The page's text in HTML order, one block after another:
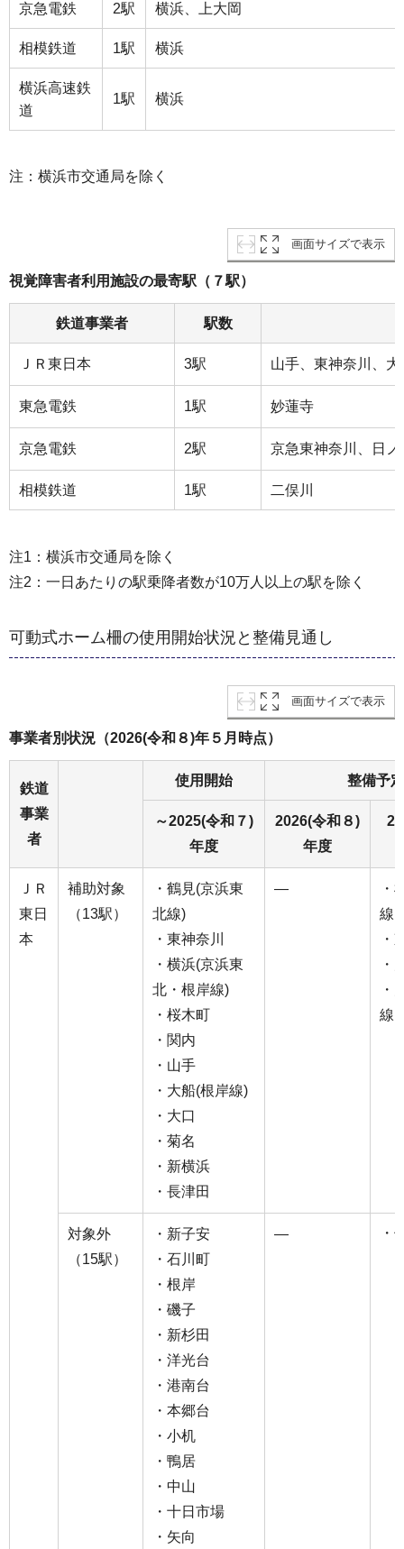
京急電鉄 2駅 横浜、上大岡
相模鉄道 1駅 横浜
横浜高速鉄
道
1駅 横浜
注：横浜市交通局を除く
画面サイズで表示
視覚障害者利用施設の最寄駅（７駅）
鉄道事業者 駅数
ＪＲ東日本 3駅 山手、東神奈川、大
東急電鉄 1駅 妙蓮寺
京急電鉄 2駅 京急東神奈川、日ノ
相模鉄道 1駅 二俣川
注1：横浜市交通局を除く
注2：一日あたりの駅乗降者数が10万人以上の駅を除く
可動式ホーム柵の使用開始状況と整備見通し
画面サイズで表示
事業者別状況（2026(令和８)年５月時点）
鉄道
事業
者
使用開始 整備予定
～2025(令和７)
年度
2026(令和８)
年度
ＪＲ
東日
本
補助対象
（13駅）
・鶴見(京浜東
北線)
・東神奈川
・横浜(京浜東
北・根岸線)
・桜木町
・関内
・山手
・大船(根岸線)
・大口
・菊名
・新横浜
・長津田
―
・
線,
・
・
・
線,
対象外
（15駅）
・新子安
・石川町
・根岸
・磯子
・新杉田
・洋光台
・港南台
・本郷台
・小机
・鴨居
・中山
・十日市場
・矢向
― ・